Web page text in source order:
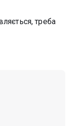
треба